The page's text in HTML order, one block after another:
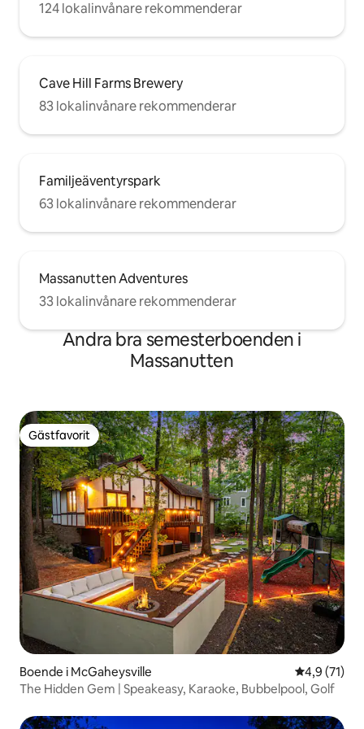
124 lokalinvånare rekommenderar
Cave Hill Farms Brewery
83 lokalinvånare rekommenderar
Familjeäventyrspark
63 lokalinvånare rekommenderar
Massanutten Adventures
33 lokalinvånare rekommenderar
Andra bra semesterboenden i
Massanutten
Gästfavorit
Gästfavorit
Boende i McGaheysville 4,9 av 5 i
4,9 (71)
The Hidden Gem | Speakeasy, Karaoke, Bubbelpool, Golf